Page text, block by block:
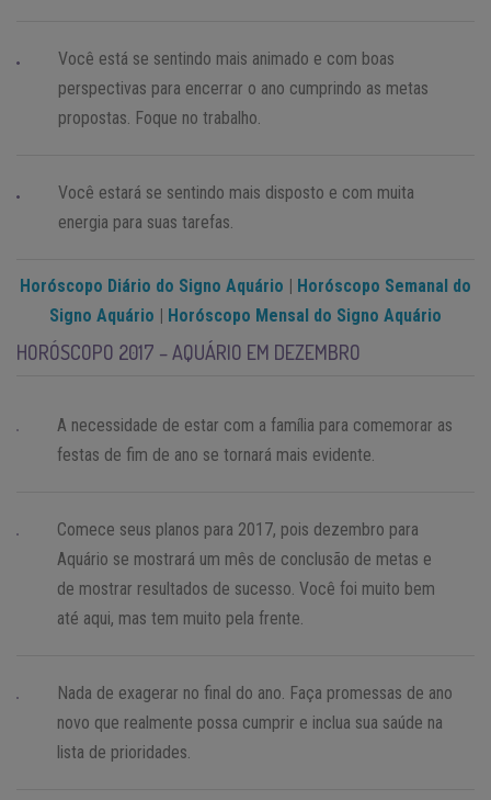
Você está se sentindo mais animado e com boas
perspectivas para encerrar o ano cumprindo as metas
propostas. Foque no trabalho.
Você estará se sentindo mais disposto e com muita
energia para suas tarefas.
Horóscopo Diário do Signo Aquário | Horóscopo Semanal do
Signo Aquário | Horóscopo Mensal do Signo Aquário
HORÓSCOPO 2017 – AQUÁRIO EM DEZEMBRO
A necessidade de estar com a família para comemorar as
festas de fim de ano se tornará mais evidente.
Comece seus planos para 2017, pois dezembro para
Aquário se mostrará um mês de conclusão de metas e
de mostrar resultados de sucesso. Você foi muito bem
até aqui, mas tem muito pela frente.
Nada de exagerar no final do ano. Faça promessas de ano
novo que realmente possa cumprir e inclua sua saúde na
lista de prioridades.